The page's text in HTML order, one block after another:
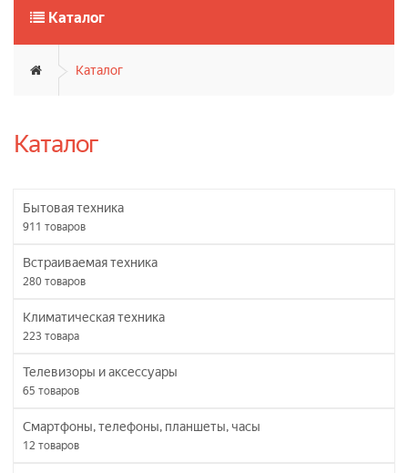
Каталог
Каталог
Каталог
Бытовая техника
911 товаров
Встраиваемая техника
280 товаров
Климатическая техника
223 товара
Телевизоры и аксессуары
65 товаров
Смартфоны, телефоны, планшеты, часы
12 товаров